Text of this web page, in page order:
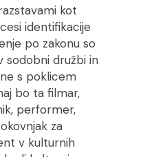
kot
identifikacije
po zakonu so
sodobni družbi in
s poklicem
bo ta filmar,
performer,
za
v kulturnih